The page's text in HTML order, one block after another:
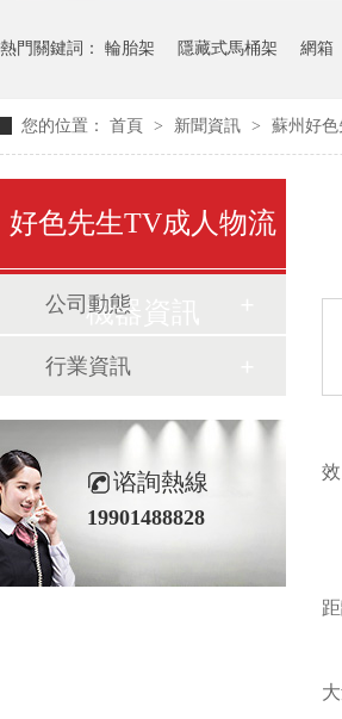
熱門關鍵詞： 輪胎架 隱藏式馬桶架 網箱
您的位置： 首頁 > 新聞資訊 > 蘇州好
好色先生TV成人物流
機器資訊
公司動態
行業資訊
谘詢熱線
19901488828